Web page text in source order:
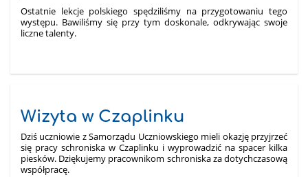
Ostatnie lekcje polskiego spędziliśmy na przygotowaniu tego
występu. Bawiliśmy się przy tym doskonale, odkrywając swoje
liczne talenty.
Wizyta w Czaplinku
Dziś uczniowie z Samorządu Uczniowskiego mieli okazję przyjrzeć
się pracy schroniska w Czaplinku i wyprowadzić na spacer kilka
piesków. Dziękujemy pracownikom schroniska za dotychczasową
współpracę.